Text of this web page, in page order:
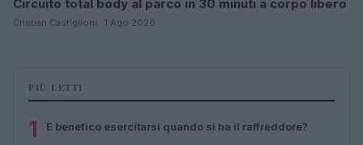
Circuito total body al parco in 30 minuti a corpo libero
Cristian Castiglioni · 1 Ago 2026
PIÙ LETTI
1 È benefico esercitarsi quando si ha il raffreddore?